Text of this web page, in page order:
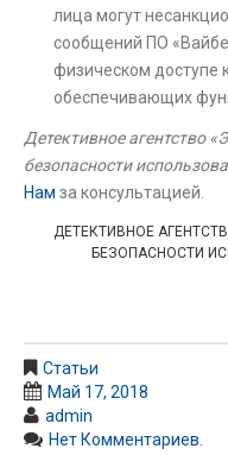
лица могут
сообщений ПО
физическом доступе
обеспечивающих
Детективное агентство
безопасности
Нам за консультацией.
ДЕТЕКТИВНОЕ
БЕЗОПАСНОСТИ
Статьи
Май 17, 2018
admin
Нет Комментариев.